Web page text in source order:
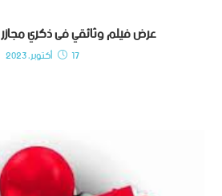
عرض فيلم وثائقي فى ذكري مجازر 17 أكتوبر 1961
17 أكتوبر، 2023